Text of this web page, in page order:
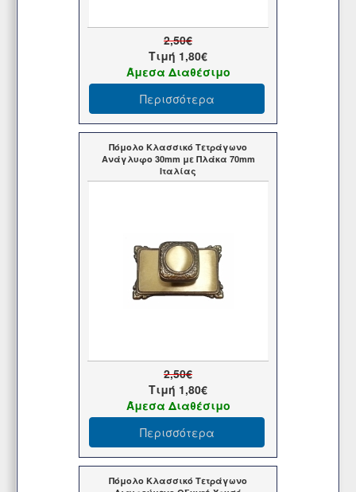
2,50€
Τιμή 1,80€
Άμεσα Διαθέσιμο
Περισσότερα
Πόμολο Κλασσικό Τετράγωνο
Ανάγλυφο 30mm με Πλάκα 70mm
Ιταλίας
2,50€
Τιμή 1,80€
Άμεσα Διαθέσιμο
Περισσότερα
Πόμολο Κλασσικό Τετράγωνο